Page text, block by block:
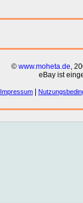
© www.moheta.de,
eBay ist
Impressum